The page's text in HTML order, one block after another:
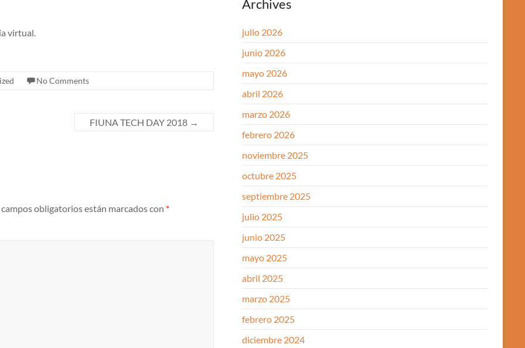
virtual.
No Comments
FIUNA TECH DAY 2018 →
campos obligatorios están marcados con *
Archives
julio 2026
junio 2026
mayo 2026
abril 2026
marzo 2026
febrero 2026
noviembre 2025
octubre 2025
septiembre 2025
julio 2025
junio 2025
mayo 2025
abril 2025
marzo 2025
febrero 2025
diciembre 2024